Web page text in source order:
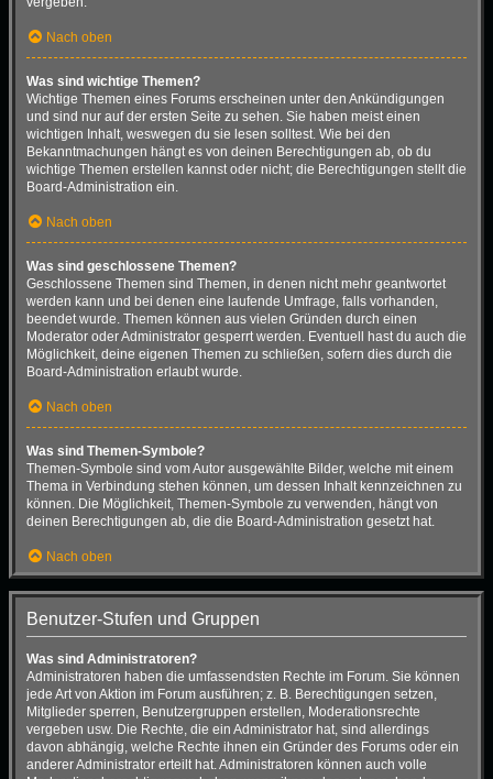
Nach oben
Was sind wichtige Themen?
Wichtige Themen eines Forums erscheinen unter den Ankündigungen
und sind nur auf der ersten Seite zu sehen. Sie haben meist einen
wichtigen Inhalt, weswegen du sie lesen solltest. Wie bei den
Bekanntmachungen hängt es von deinen Berechtigungen ab, ob du
wichtige Themen erstellen kannst oder nicht; die Berechtigungen stellt die
Board-Administration ein.
Nach oben
Was sind geschlossene Themen?
Geschlossene Themen sind Themen, in denen nicht mehr geantwortet
werden kann und bei denen eine laufende Umfrage, falls vorhanden,
beendet wurde. Themen können aus vielen Gründen durch einen
Moderator oder Administrator gesperrt werden. Eventuell hast du auch die
Möglichkeit, deine eigenen Themen zu schließen, sofern dies durch die
Board-Administration erlaubt wurde.
Nach oben
Was sind Themen-Symbole?
Themen-Symbole sind vom Autor ausgewählte Bilder, welche mit einem
Thema in Verbindung stehen können, um dessen Inhalt kennzeichnen zu
können. Die Möglichkeit, Themen-Symbole zu verwenden, hängt von
deinen Berechtigungen ab, die die Board-Administration gesetzt hat.
Nach oben
Benutzer-Stufen und Gruppen
Was sind Administratoren?
Administratoren haben die umfassendsten Rechte im Forum. Sie können
jede Art von Aktion im Forum ausführen; z. B. Berechtigungen setzen,
Mitglieder sperren, Benutzergruppen erstellen, Moderationsrechte
vergeben usw. Die Rechte, die ein Administrator hat, sind allerdings
davon abhängig, welche Rechte ihnen ein Gründer des Forums oder ein
anderer Administrator erteilt hat. Administratoren können auch volle